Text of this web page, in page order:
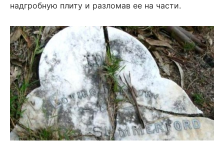
надгробную плиту и разломав ее на части.